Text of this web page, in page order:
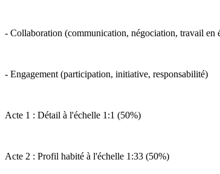
- Collaboration (communication, négociation, travail en
- Engagement (participation, initiative, responsabilité)
Acte 1 : Détail à l'échelle 1:1 (50%)
Acte 2 : Profil habité à l'échelle 1:33 (50%)